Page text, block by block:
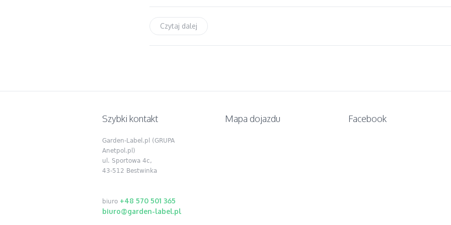
Czytaj dalej
Szybki kontakt
Garden-Label.pl (GRUPA
Anetpol.pl)
ul. Sportowa 4c,
43-512 Bestwinka
biuro +48 570 501 365
biuro@garden-label.pl
Mapa dojazdu Facebook